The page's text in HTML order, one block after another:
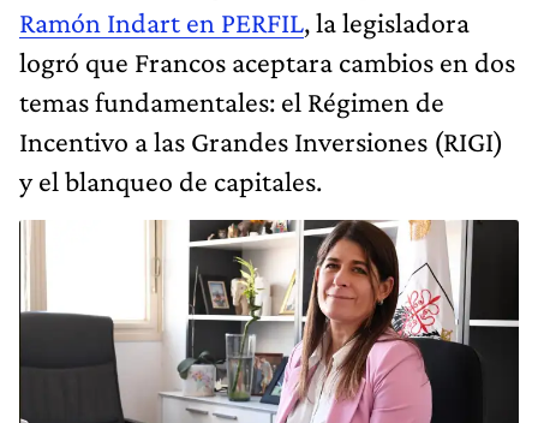
Ramón Indart en PERFIL, la legisladora
logró que Francos aceptara cambios en dos
temas fundamentales: el Régimen de
Incentivo a las Grandes Inversiones (RIGI)
y el blanqueo de capitales.